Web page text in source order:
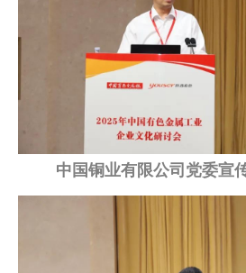
中国铜业有限公司党委宣